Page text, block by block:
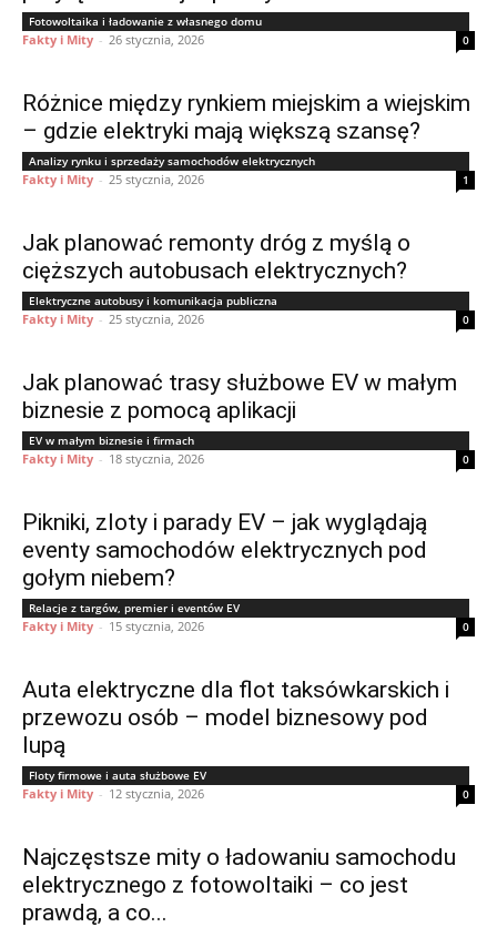
Fotowoltaika i ładowanie z własnego domu
Fakty i Mity - 26 stycznia, 2026 0
Różnice między rynkiem miejskim a wiejskim
– gdzie elektryki mają większą szansę?
Analizy rynku i sprzedaży samochodów elektrycznych
Fakty i Mity - 25 stycznia, 2026 1
Jak planować remonty dróg z myślą o
cięższych autobusach elektrycznych?
Elektryczne autobusy i komunikacja publiczna
Fakty i Mity - 25 stycznia, 2026 0
Jak planować trasy służbowe EV w małym
biznesie z pomocą aplikacji
EV w małym biznesie i firmach
Fakty i Mity - 18 stycznia, 2026 0
Pikniki, zloty i parady EV – jak wyglądają
eventy samochodów elektrycznych pod
gołym niebem?
Relacje z targów, premier i eventów EV
Fakty i Mity - 15 stycznia, 2026 0
Auta elektryczne dla flot taksówkarskich i
przewozu osób – model biznesowy pod
lupą
Floty firmowe i auta służbowe EV
Fakty i Mity - 12 stycznia, 2026 0
Najczęstsze mity o ładowaniu samochodu
elektrycznego z fotowoltaiki – co jest
prawdą, a co...